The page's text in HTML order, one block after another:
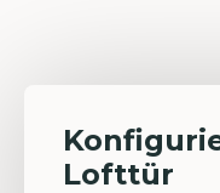
Lofttür